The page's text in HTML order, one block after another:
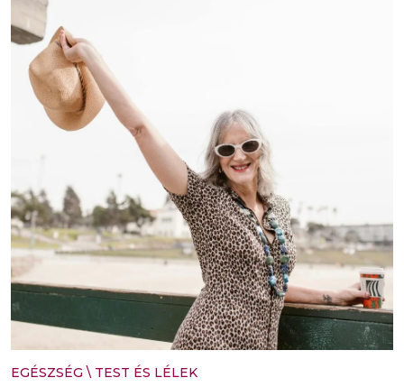
EGÉSZSÉG \ TEST ÉS LÉLEK